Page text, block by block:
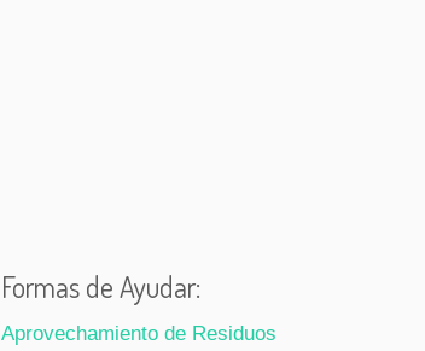
Formas de Ayudar:
Aprovechamiento de Residuos